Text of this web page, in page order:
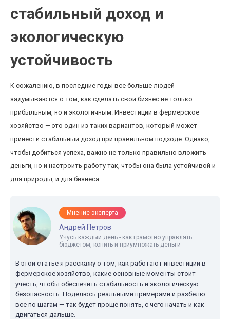
стабильный доход и
экологическую
устойчивость
К сожалению, в последние годы все больше людей
задумываются о том, как сделать свой бизнес не только
прибыльным, но и экологичным. Инвестиции в фермерское
хозяйство — это один из таких вариантов, который может
принести стабильный доход при правильном подходе. Однако,
чтобы добиться успеха, важно не только правильно вложить
деньги, но и настроить работу так, чтобы она была устойчивой и
для природы, и для бизнеса.
Мнение эксперта
Андрей Петров
Учусь каждый день - как грамотно управлять
бюджетом, копить и приумножать деньги
В этой статье я расскажу о том, как работают инвестиции в
фермерское хозяйство, какие основные моменты стоит
учесть, чтобы обеспечить стабильность и экологическую
безопасность. Поделюсь реальными примерами и разбелю
все по шагам — так будет проще понять, с чего начать и как
двигаться дальше.